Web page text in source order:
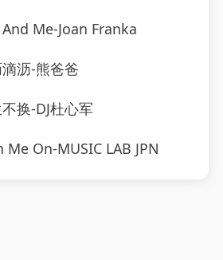
And Me-Joan Franka
滴沥-熊爸爸
换-DJ杜心军
Me On-MUSIC LAB JPN